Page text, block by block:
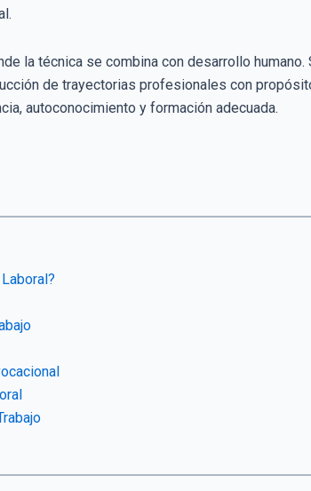
la técnica se combina con desarrollo
de trayectorias profesionales con
autoconocimiento y formación adecuada.